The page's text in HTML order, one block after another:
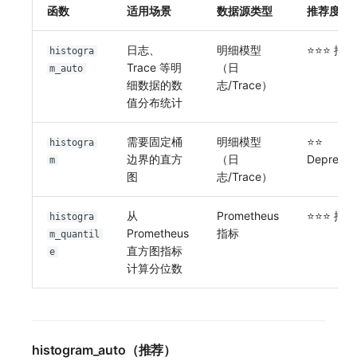
函数 适用场景 数据源类型 推荐度
histogra
m_auto
日志、
Trace 等明
细数据的数
值分布统计
明细模型
（日
志/Trace）
⭐⭐⭐ 推荐
histogra
m
需要固定桶
边界的直方
图
明细模型
（日
志/Trace）
⭐⭐
histogra
m_quantil
e
从
Prometheus
直方图指标
计算分位数
Prometheus
指标
⭐⭐⭐ 推荐
histogram_auto（推荐）